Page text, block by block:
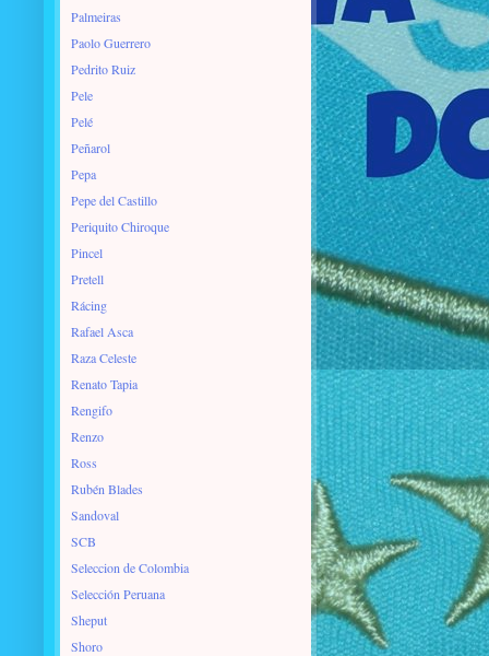
Palmeiras
Paolo Guerrero
Pedrito Ruiz
Pele
Pelé
Peñarol
Pepa
Pepe del Castillo
Periquito Chiroque
Pincel
Pretell
Rácing
Rafael Asca
Raza Celeste
Renato Tapia
Rengifo
Renzo
Ross
Rubén Blades
Sandoval
SCB
Seleccion de Colombia
Selección Peruana
Sheput
Shoro